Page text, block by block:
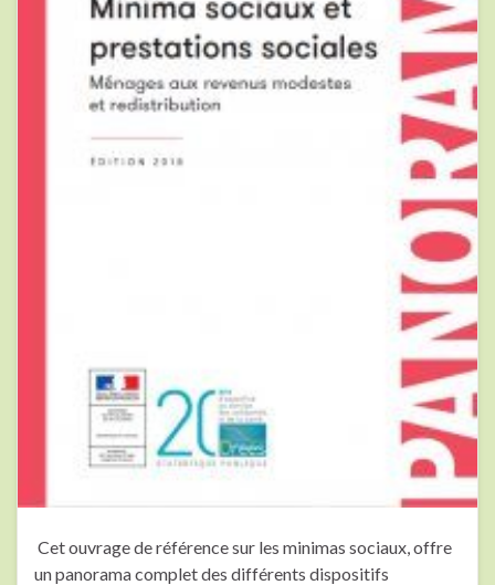
Cet ouvrage de référence sur les minimas sociaux, offre
un panorama complet des différents dispositifs